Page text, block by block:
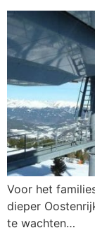
Voor het
dieper
te wachten…